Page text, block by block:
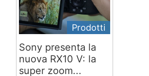
Prodotti
Sony presenta la
nuova RX10 V: la
super zoom...